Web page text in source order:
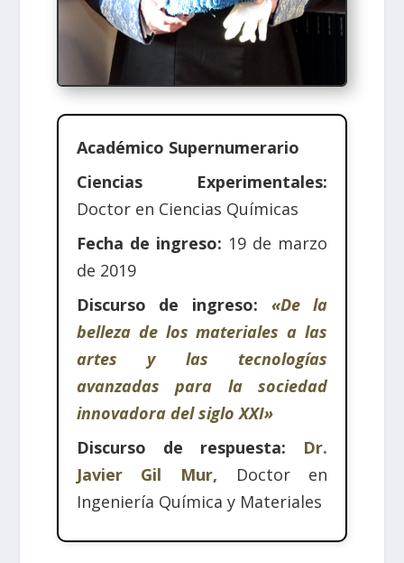
Académico Supernumerario
Ciencias Experimentales:
Doctor en Ciencias Químicas
Fecha de ingreso: 19 de marzo
de 2019
Discurso de ingreso: «De la
belleza de los materiales a las
artes y las tecnologías
avanzadas para la sociedad
innovadora del siglo XXI»
Discurso de respuesta: Dr.
Javier Gil Mur, Doctor en
Ingeniería Química y Materiales